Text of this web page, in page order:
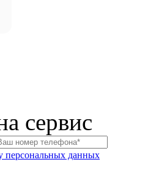
сервис
персональных данных